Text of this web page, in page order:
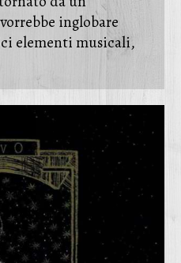
inglobare
elementi musicali,